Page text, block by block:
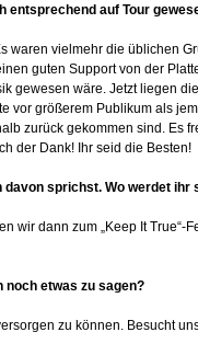
entsprechend auf Tour
waren vielmehr die üblichen
guten Support von der
gewesen wäre. Jetzt liegen
größerem Publikum als
zurück gekommen sind. Es
der Dank! Ihr seid die Besten!
davon sprichst. Wo werdet ihr
wir dann zum „Keep It True“-
noch etwas zu sagen?
zu können. Besucht